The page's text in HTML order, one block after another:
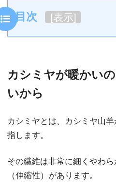
目次 [表示]
カシミヤが暖かい
いから
カシミヤとは、カシミヤ山
指します。
その繊維は非常に細くやわ
（伸縮性）があります。